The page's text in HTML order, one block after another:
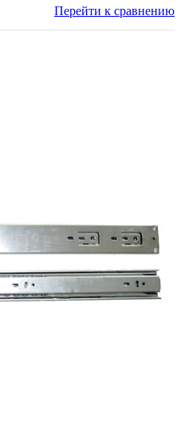
Перейти к сравнению